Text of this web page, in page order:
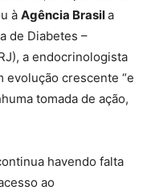
à Agência Brasila
de Diabetes –
a endocrinologista
evolução crescente “e
tomada de ação,
havendo falta
ao